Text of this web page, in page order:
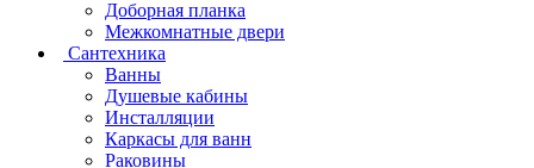
Доборная планка
Межкомнатные двери
Сантехника
Ванны
Душевые кабины
Инсталляции
Каркасы для ванн
Раковины